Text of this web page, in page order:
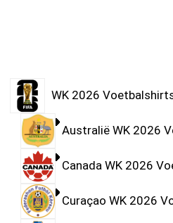
WK 2026
Australië WK 2026
Canada WK 2026
Curaçao WK 2026